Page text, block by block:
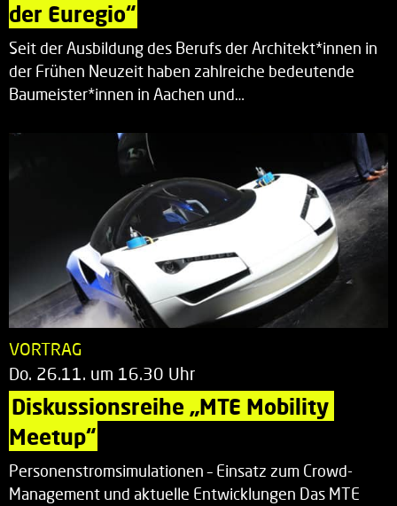
der Euregio“
Seit der Ausbildung des Berufs der Architekt*innen in
der Frühen Neuzeit haben zahlreiche bedeutende
Baumeister*innen in Aachen und…
VORTRAG
Do. 26.11. um 16.30 Uhr
Diskussionsreihe „MTE Mobility
Meetup“
Personenstromsimulationen – Einsatz zum Crowd-
Management und aktuelle Entwicklungen Das MTE